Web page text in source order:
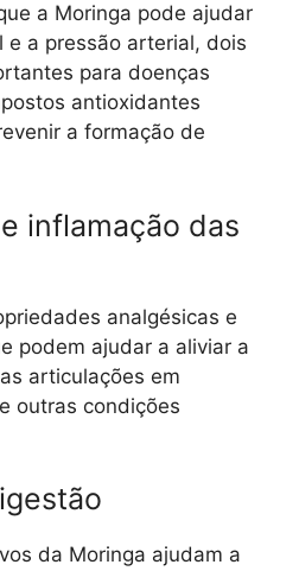
a Moringa pode ajudar
e a pressão arterial, dois
para doenças
antioxidantes
a formação de
inflamação das
analgésicas e
podem ajudar a aliviar a
articulações em
outras condições
da Moringa ajudam a